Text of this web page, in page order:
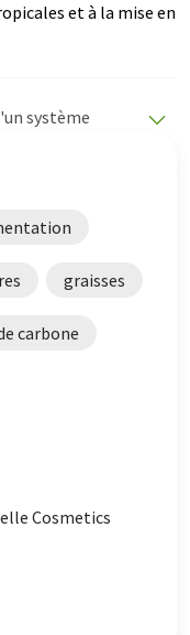
et à la mise en
système
présenter
il est possible
de syntaxe ou
peut être
graisses
carbone
Cosmetics